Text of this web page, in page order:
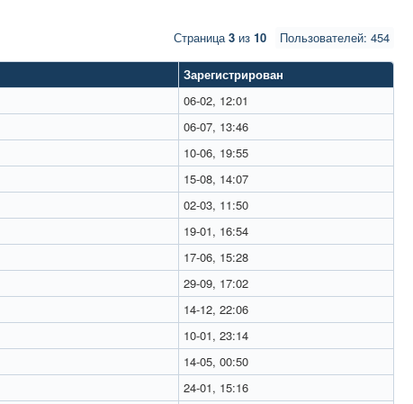
Пользователей: 454
Страница3 из 10
Зарегистрирован
06-02, 12:01
06-07, 13:46
10-06, 19:55
15-08, 14:07
02-03, 11:50
19-01, 16:54
17-06, 15:28
29-09, 17:02
14-12, 22:06
10-01, 23:14
14-05, 00:50
24-01, 15:16